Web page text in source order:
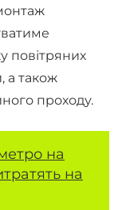
повітряних
а також
проходу.
на
на